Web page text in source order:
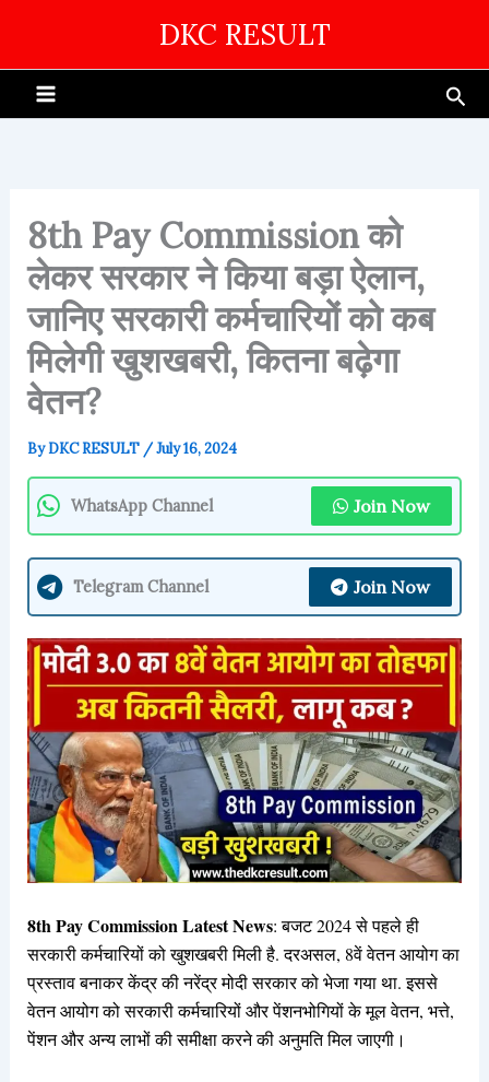
content
DKC RESULT
8th Pay Commission को
लेकर सरकार ने किया बड़ा ऐलान,
जानिए सरकारी कर्मचारियों को कब
मिलेगी खुशखबरी, कितना बढ़ेगा
वेतन?
ByDKC RESULT /July 16, 2024
WhatsApp Channel Join Now
Telegram Channel Join Now
8th Pay Commission Latest News: बजट 2024 से पहले ही
सरकारी कर्मचारियों को खुशखबरी मिली है. दरअसल, 8वें वेतन आयोग का
प्रस्ताव बनाकर केंद्र की नरेंद्र मोदी सरकार को भेजा गया था. इससे
वेतन आयोग को सरकारी कर्मचारियों और पेंशनभोगियों के मूल वेतन, भत्ते,
पेंशन और अन्य लाभों की समीक्षा करने की अनुमति मिल जाएगी।